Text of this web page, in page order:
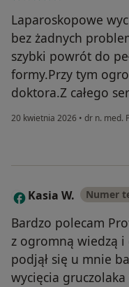
Laparoskopowe
bez żadnych
szybki powrót do
formy.Przy tym
doktora.Z całego
20 kwietnia 2026 • dr n. med.
K Kasia W. Numer
Bardzo polecam
z ogromną wiedzą
podjął się u mnie
wycięcia